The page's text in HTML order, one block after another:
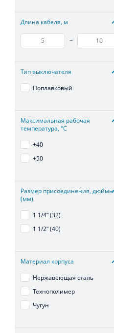
Длина кабеля, м
–
Тип выключателя
Поплавковый
Максимальная рабочая
температура, °С
+40
+50
Размер присоединения, дюймы
(мм)
1 1/4ʺ (32)
1 1/2ʺ (40)
Материал корпуса
Нержавеющая сталь
Технополимер
Чугун